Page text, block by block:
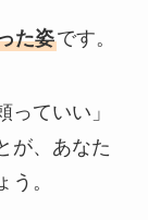
た姿です。
ていい」
が、あなた
。